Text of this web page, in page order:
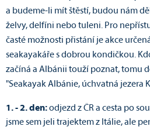
a budeme-li mít štěstí, budou nám
želvy, delfíni nebo tuleni. Pro
časté možnosti přistání je akce
seakayakáře s dobrou kondičkou.
začíná a Albánii touží poznat, tomu
"Seakayak Albánie, úchvatná jezera
1. - 2. den:odjezd z ČR a cesta po
jsme sem jeli trajektem z Itálie, ale